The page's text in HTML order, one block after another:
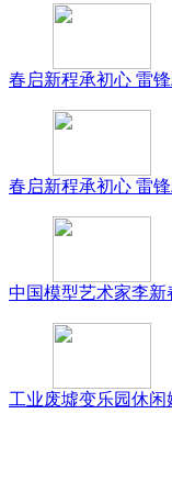
春启新程承初心 雷
春启新程承初心 雷
中国模型艺术家李
工业废墟变乐园休